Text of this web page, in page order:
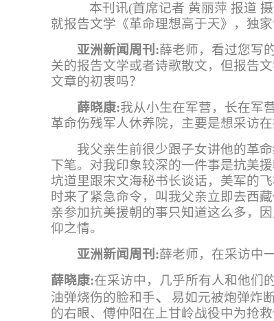
本刊讯(首席记者 黄丽萍 报道
就报告文学《革命理想高于天》，独
亚洲新闻周刊:薛老师，看过您写
关的报告文学或者诗歌散文，但报告
文章的初衷吗？
薛晓康:我从小生在军营，长在军
革命伤残军人休养院，主要是想采访
我父亲生前很少跟子女讲他的革
下笔。对我印象较深的一件事是抗美
坑道里跟宋文海秘书长谈话，美军的
时来了紧急命令，叫我父亲立即去西
亲参加抗美援朝的事只知道这么多，
仰之情。
亚洲新闻周刊:薛老师， 在采访中
薛晓康:在采访中，几乎所有人和他们
油弹烧伤的脸和手、 易如元被炮弹炸
的右眼、傅仲阳在上甘岭战役中为抢